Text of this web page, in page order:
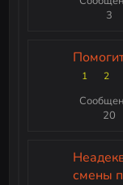
3
1 2
20
смены